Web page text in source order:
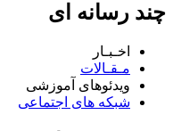
چند رسانه ای
اخـبـار
مـقـالات
ویدئوهای آموزشی
شبکه های اجتماعی